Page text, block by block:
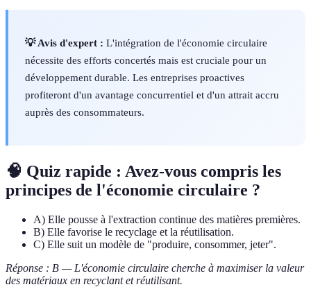
💡 Avis d'expert : L'intégration de l'économie circulaire
nécessite des efforts concertés mais est cruciale pour un
développement durable. Les entreprises proactives
profiteront d'un avantage concurrentiel et d'un attrait accru
auprès des consommateurs.
🧠 Quiz rapide : Avez-vous compris les
principes de l'économie circulaire ?
A) Elle pousse à l'extraction continue des matières premières.
B) Elle favorise le recyclage et la réutilisation.
C) Elle suit un modèle de "produire, consommer, jeter".
Réponse : B — L'économie circulaire cherche à maximiser la valeur
des matériaux en recyclant et réutilisant.